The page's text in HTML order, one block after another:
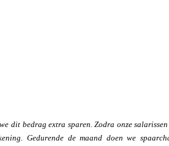
dit bedrag extra sparen. Zodra onze
Gedurende de maand doen we